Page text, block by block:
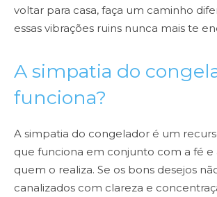
voltar para casa, faça um caminho
essas vibrações ruins nunca mais te
A simpatia do
funciona?
A simpatia do congelador é um
que funciona em conjunto com a fé e
quem o realiza. Se os bons desejos
canalizados com clareza e